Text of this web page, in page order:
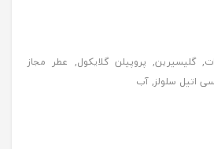
گلیسیرین, پروپیلن گلایکول, عطر مجاز
اتیل سلولز, آب